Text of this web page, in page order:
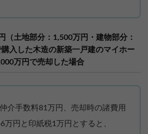
（土地部分：1,500万円・建物部分：
入した木造の新築一戸建のマイホー
万円で売却した場合
介手数料81万円、売却時の諸費用
万円と印紙税1万円とすると、